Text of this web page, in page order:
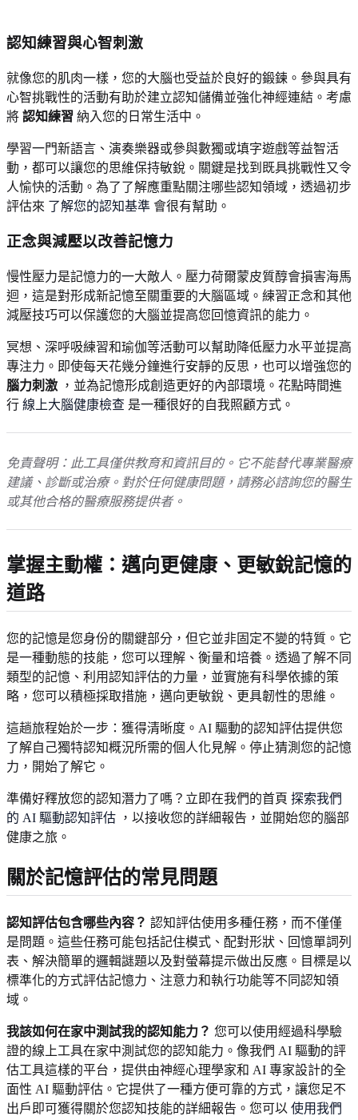
認知練習與心智刺激
就像您的肌肉一樣，您的大腦也受益於良好的鍛鍊。參與具有
心智挑戰性的活動有助於建立認知儲備並強化神經連結。考慮
將 認知練習 納入您的日常生活中。
學習一門新語言、演奏樂器或參與數獨或填字遊戲等益智活
動，都可以讓您的思維保持敏銳。關鍵是找到既具挑戰性又令
人愉快的活動。為了了解應重點關注哪些認知領域，透過初步
評估來 了解您的認知基準 會很有幫助。
正念與減壓以改善記憶力
慢性壓力是記憶力的一大敵人。壓力荷爾蒙皮質醇會損害海馬
迴，這是對形成新記憶至關重要的大腦區域。練習正念和其他
減壓技巧可以保護您的大腦並提高您回憶資訊的能力。
冥想、深呼吸練習和瑜伽等活動可以幫助降低壓力水平並提高
專注力。即使每天花幾分鐘進行安靜的反思，也可以增強您的
腦力刺激 ，並為記憶形成創造更好的內部環境。花點時間進
行 線上大腦健康檢查 是一種很好的自我照顧方式。
免責聲明：此工具僅供教育和資訊目的。它不能替代專業醫療
建議、診斷或治療。對於任何健康問題，請務必諮詢您的醫生
或其他合格的醫療服務提供者。
掌握主動權：邁向更健康、更敏銳記憶的
道路
您的記憶是您身份的關鍵部分，但它並非固定不變的特質。它
是一種動態的技能，您可以理解、衡量和培養。透過了解不同
類型的記憶、利用認知評估的力量，並實施有科學依據的策
略，您可以積極採取措施，邁向更敏銳、更具韌性的思維。
這趟旅程始於一步：獲得清晰度。AI 驅動的認知評估提供您
了解自己獨特認知概況所需的個人化見解。停止猜測您的記憶
力，開始了解它。
準備好釋放您的認知潛力了嗎？立即在我們的首頁 探索我們
的 AI 驅動認知評估 ，以接收您的詳細報告，並開始您的腦部
健康之旅。
關於記憶評估的常見問題
認知評估包含哪些內容？ 認知評估使用多種任務，而不僅僅
是問題。這些任務可能包括記住模式、配對形狀、回憶單詞列
表、解決簡單的邏輯謎題以及對螢幕提示做出反應。目標是以
標準化的方式評估記憶力、注意力和執行功能等不同認知領
域。
我該如何在家中測試我的認知能力？ 您可以使用經過科學驗
證的線上工具在家中測試您的認知能力。像我們 AI 驅動的評
估工具這樣的平台，提供由神經心理學家和 AI 專家設計的全
面性 AI 驅動評估。它提供了一種方便可靠的方式，讓您足不
出戶即可獲得關於您認知技能的詳細報告。您可以 使用我們